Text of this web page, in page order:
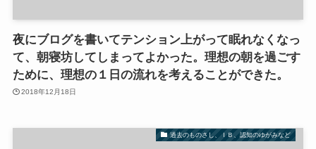
夜にブログを書いてテンション上がって眠れなくなっ
て、朝寝坊してしまってよかった。理想の朝を過ごす
ために、理想の１日の流れを考えることができた。
2018年12月18日
過去のものさし、ＩＢ、認知のゆがみなど